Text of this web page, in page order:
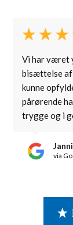
Vi har været
bisættelse af
kunne
pårørende
trygge og i
via